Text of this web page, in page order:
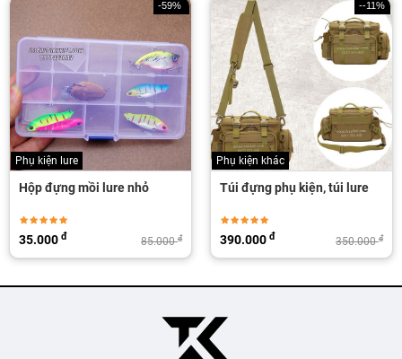
-59%
Phụ kiện lure
Hộp đựng mồi lure nhỏ
85.000đ
35.000 đ
--11%
Phụ kiện khác
Túi đựng phụ kiện, túi lure
350.000đ
390.000 đ